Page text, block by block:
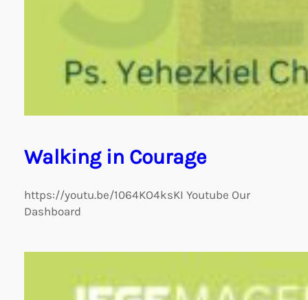
Walking in Courage
https://youtu.be/1064KO4ksKI Youtube Our
Dashboard